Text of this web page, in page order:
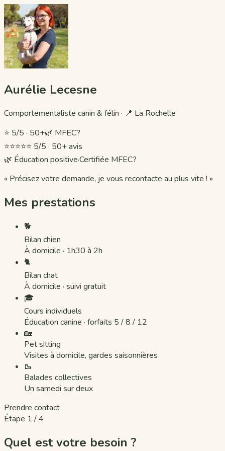
Aurélie Lecesne
Comportementaliste canin & félin · 📍 La Rochelle
⭐ 5/5 · 50+🌿 MFEC?
⭐⭐⭐⭐⭐ 5/5 · 50+ avis
🌿 Éducation positive·Certifiée MFEC?
« Précisez votre demande, je vous recontacte au plus vite ! »
Mes prestations
🐕
Bilan chien
À domicile · 1h30 à 2h
🐈
Bilan chat
À domicile · suivi gratuit
🎓
Cours individuels
Éducation canine · forfaits 5 / 8 / 12
🏡
Pet sitting
Visites à domicile, gardes saisonnières
🥾
Balades collectives
Un samedi sur deux
Prendre contact
Étape 1 / 4
Quel est votre besoin ?